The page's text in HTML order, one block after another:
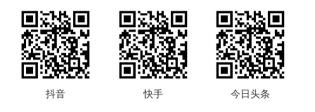
抖音 快手 今日头条